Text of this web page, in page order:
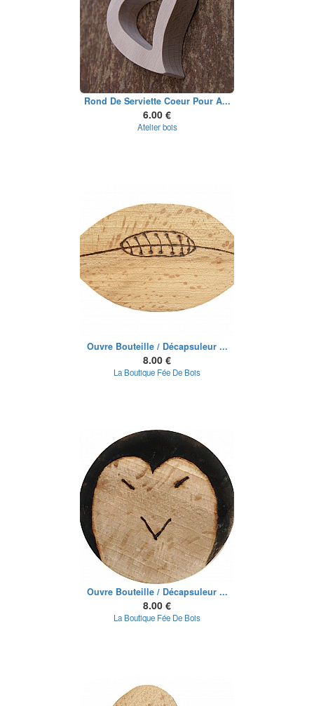
Rond De Serviette Coeur Pour A...
6.00 €
Atelier bois
Ouvre Bouteille / Décapsuleur ...
8.00 €
La Boutique Fée De Bois
Ouvre Bouteille / Décapsuleur ...
8.00 €
La Boutique Fée De Bois